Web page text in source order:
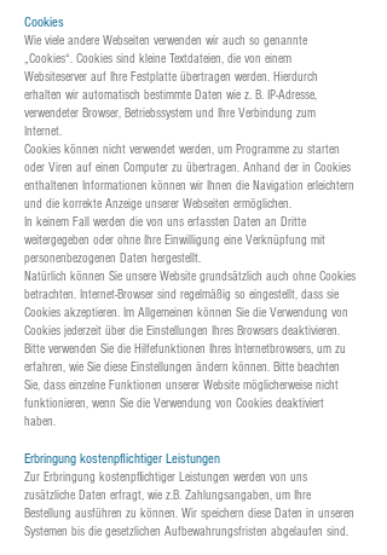
Cookies
Wie viele andere Webseiten verwenden wir auch so genannte
„Cookies“. Cookies sind kleine Textdateien, die von einem
Websiteserver auf Ihre Festplatte übertragen werden. Hierdurch
erhalten wir automatisch bestimmte Daten wie z. B. IP-Adresse,
verwendeter Browser, Betriebssystem und Ihre Verbindung zum
Internet.
Cookies können nicht verwendet werden, um Programme zu starten
oder Viren auf einen Computer zu übertragen. Anhand der in Cookies
enthaltenen Informationen können wir Ihnen die Navigation erleichtern
und die korrekte Anzeige unserer Webseiten ermöglichen.
In keinem Fall werden die von uns erfassten Daten an Dritte
weitergegeben oder ohne Ihre Einwilligung eine Verknüpfung mit
personenbezogenen Daten hergestellt.
Natürlich können Sie unsere Website grundsätzlich auch ohne Cookies
betrachten. Internet-Browser sind regelmäßig so eingestellt, dass sie
Cookies akzeptieren. Im Allgemeinen können Sie die Verwendung von
Cookies jederzeit über die Einstellungen Ihres Browsers deaktivieren.
Bitte verwenden Sie die Hilfefunktionen Ihres Internetbrowsers, um zu
erfahren, wie Sie diese Einstellungen ändern können. Bitte beachten
Sie, dass einzelne Funktionen unserer Website möglicherweise nicht
funktionieren, wenn Sie die Verwendung von Cookies deaktiviert
haben.
Erbringung kostenpflichtiger Leistungen
Zur Erbringung kostenpflichtiger Leistungen werden von uns
zusätzliche Daten erfragt, wie z.B. Zahlungsangaben, um Ihre
Bestellung ausführen zu können. Wir speichern diese Daten in unseren
Systemen bis die gesetzlichen Aufbewahrungsfristen abgelaufen sind.